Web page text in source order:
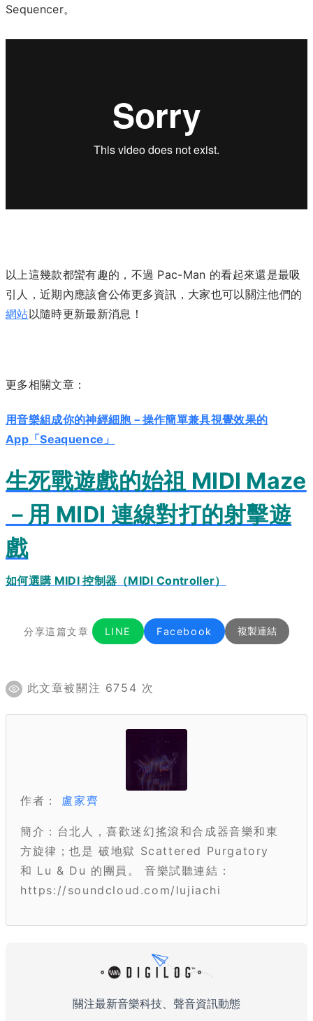
Sequencer。
以上這幾款都蠻有趣的，不過 Pac-Man 的看起來還是最吸
引人，近期內應該會公佈更多資訊，大家也可以關注他們的
網站以隨時更新最新消息！
更多相關文章：
用音樂組成你的神經細胞－操作簡單兼具視覺效果的
App「Seaquence」
生死戰遊戲的始祖 MIDI Maze
－用 MIDI 連線對打的射擊遊
戲
如何選購 MIDI 控制器（MIDI Controller）
分享這篇文章 LINE Facebook 複製連結
此文章被關注 6754 次
作者： 盧家齊
簡介：台北人，喜歡迷幻搖滾和合成器音樂和東
方旋律；也是 破地獄 Scattered Purgatory
和 Lu & Du 的團員。 音樂試聽連結：
https://soundcloud.com/lujiachi